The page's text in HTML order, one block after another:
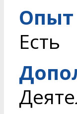
Опыт
Есть